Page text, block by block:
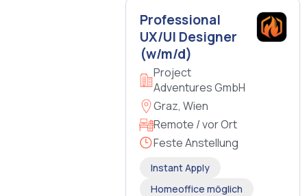
Professional
UX/UI Designer
(w/m/d)
Project
Adventures GmbH
Graz, Wien
Remote / vor Ort
Feste Anstellung
Instant Apply
Homeoffice möglich